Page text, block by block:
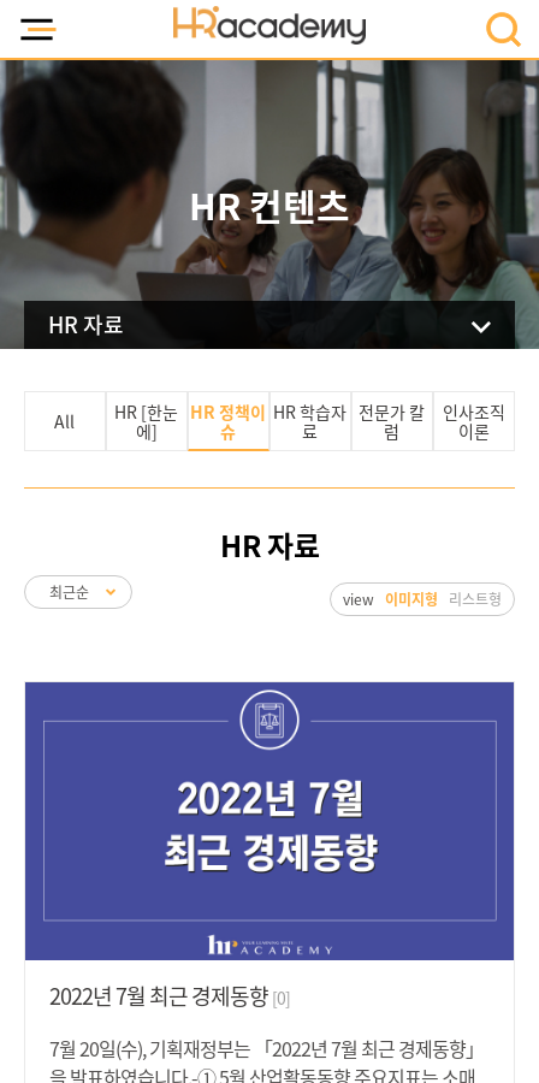
HR 컨텐츠
HR 자료
All
HR [한눈
에]
HR 정책이
슈
HR 학습자
료
전문가 칼
럼
인사조직
이론
HR 자료
view 이미지형 리스트형
2022년 7월 최근 경제동향 [0]
7월 20일(수), 기획재정부는 「2022년 7월 최근 경제동향」
을 발표하였습니다.-① 5월 산업활동동향 주요지표는 소매